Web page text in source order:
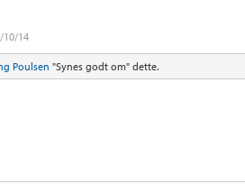
10/14
Poulsen "Synes godt om" dette.